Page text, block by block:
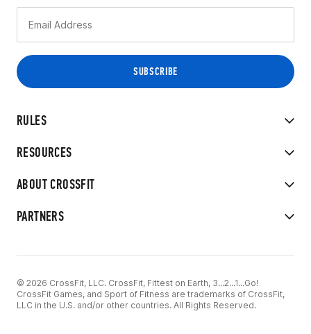
RULES
RESOURCES
ABOUT CROSSFIT
PARTNERS
© 2026 CrossFit, LLC. CrossFit, Fittest on Earth, 3...2...1...Go!
CrossFit Games, and Sport of Fitness are trademarks of CrossFit,
LLC in the U.S. and/or other countries. All Rights Reserved.